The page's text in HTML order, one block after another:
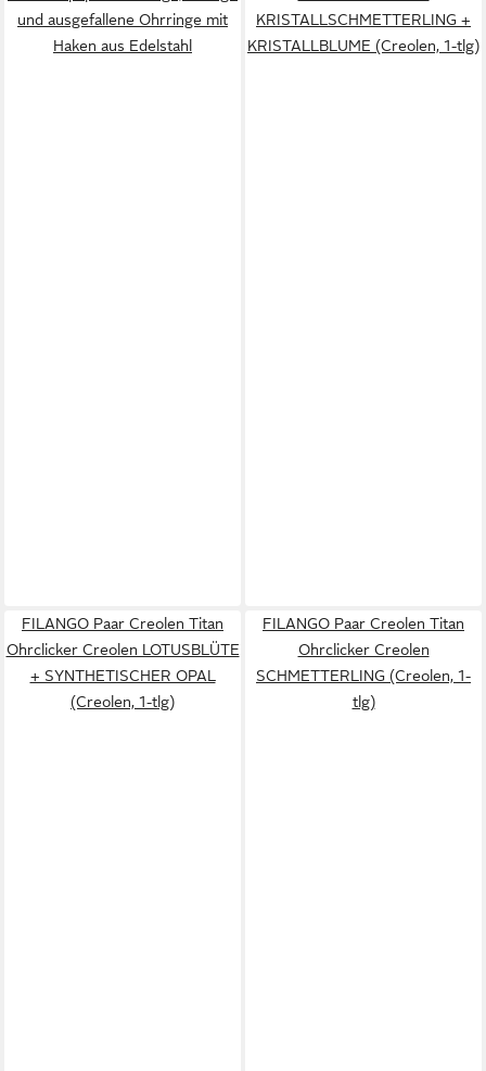
und ausgefallene Ohrringe mit
Haken aus Edelstahl
KRISTALLSCHMETTERLING +
KRISTALLBLUME (Creolen, 1-tlg)
FILANGO Paar Creolen Titan
Ohrclicker Creolen LOTUSBLÜTE
+ SYNTHETISCHER OPAL
(Creolen, 1-tlg)
FILANGO Paar Creolen Titan
Ohrclicker Creolen
SCHMETTERLING (Creolen, 1-
tlg)